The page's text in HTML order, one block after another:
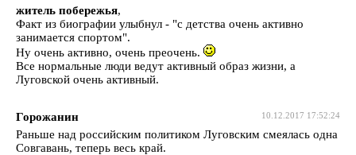
житель побережья,
Факт из биографии улыбнул - "с детства очень активно
занимается спортом".
Ну очень активно, очень преочень.
Все нормальные люди ведут активный образ жизни, а
Луговской очень активный.
10.12.2017 17:52:24
Горожанин
Раньше над российским политиком Луговским смеялась одна
Совгавань, теперь весь край.